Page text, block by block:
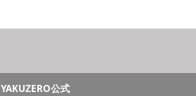
YAKUZERO公式